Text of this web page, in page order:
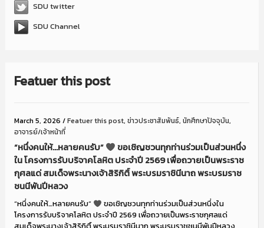
SDU twitter
SDU Channel
Featuer this post
March 5, 2026 /Featuer this post, ข่าวประชาสัมพันธ์, นักศึกษาปัจจุบัน,
อาจารย์/เจ้าหน้าที่
“หนึ่งคนให้…หลายคนรับ”
ขอเชิญชวนทุกท่านร่วมเป็นส่วนหนึ่ง
ใน โครงการรับบริจาคโลหิต ประจำปี 2569 เพื่อถวายเป็นพระราช
กุศลแด่ สมเด็จพระนางเจ้าสิริกิติ์ พระบรมราชินีนาถ พระบรมราช
ชนนีพันปีหลวง
“หนึ่งคนให้…หลายคนรับ”
ขอเชิญชวนทุกท่านร่วมเป็นส่วนหนึ่งใน
โครงการรับบริจาคโลหิต ประจำปี 2569 เพื่อถวายเป็นพระราชกุศลแด่